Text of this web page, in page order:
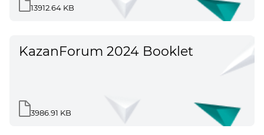
13912.64 KB
KazanForum 2024 Booklet
3986.91 KB